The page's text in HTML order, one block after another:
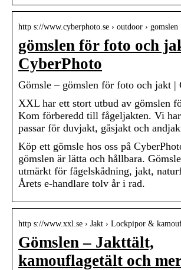
http s://www.cyberphoto.se › outdoor › gomslen
gömslen för foto och
CyberPhoto
Gömsle – gömslen för foto och jakt |
XXL har ett stort utbud av gömslen
Kom förberedd till fågeljakten. Vi
passar för duvjakt, gåsjakt och
Köp ett gömsle hos oss på
gömslen är lätta och hållbara.
utmärkt för fågelskådning, jakt,
Årets e-handlare tolv år i rad.
http s://www.xxl.se › Jakt › Lockpipor &
Gömslen – Jakttält,
kamouflagetält och